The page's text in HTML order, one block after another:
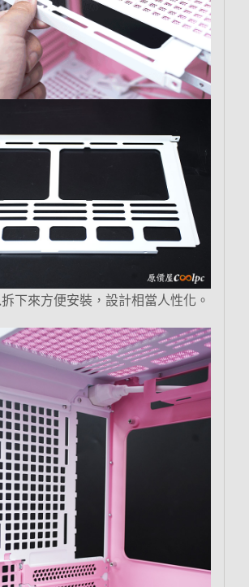
下來方便安裝，設計相當人性化。